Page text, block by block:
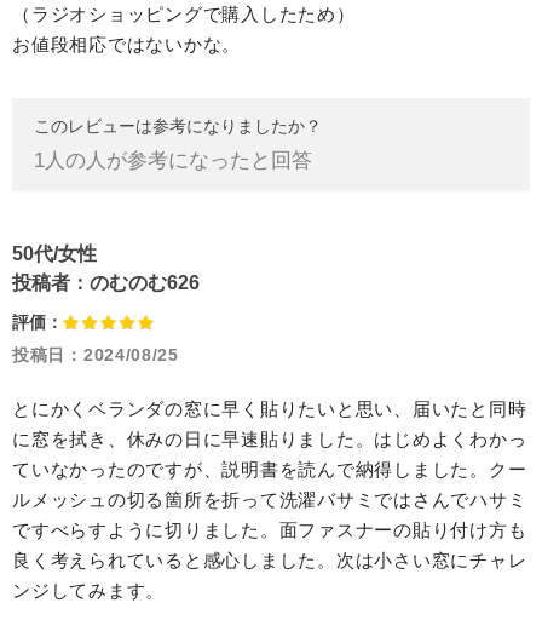
（ラジオショッピングで購入したため）
お値段相応ではないかな。
このレビューは参考になりましたか？
1人の人が参考になったと回答
50代/女性
投稿者： のむのむ626
評価：
投稿日： 2024/08/25
とにかくベランダの窓に早く貼りたいと思い、届いたと同時
に窓を拭き、休みの日に早速貼りました。はじめよくわかっ
ていなかったのですが、説明書を読んで納得しました。クー
ルメッシュの切る箇所を折って洗濯バサミではさんでハサミ
ですべらすように切りました。面ファスナーの貼り付け方も
良く考えられていると感心しました。次は小さい窓にチャレ
ンジしてみます。